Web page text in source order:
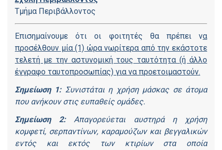
Τμήμα Περιβάλλοντος
Επισημαίνουμε ότι οι φοιτητές θα πρέπει να
προσέλθουν μία (1) ώρα νωρίτερα από την εκάστοτε
τελετή με την αστυνομική τους ταυτότητα (ή άλλο
έγγραφο ταυτοπροσωπίας) για να προετοιμαστούν.
Σημείωση 1:Συνιστάται η χρήση μάσκας σε άτομα
που ανήκουν στις ευπαθείς ομάδες.
Σημείωση 2:Απαγορεύεται αυστηρά η χρήση
κομφετί, σερπαντίνων, καραμούζων και βεγγαλικών
εντός και εκτός των κτιρίων στα οποία